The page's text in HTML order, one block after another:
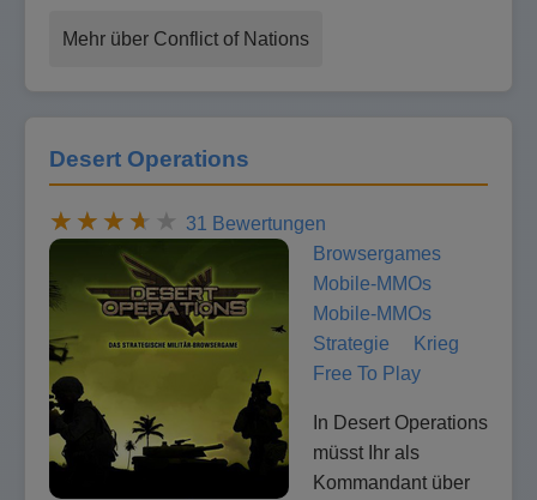
Mehr über Conflict of Nations
Desert Operations
31 Bewertungen
Browsergames
Mobile-MMOs
Mobile-MMOs
Strategie
Krieg
Free To Play
In Desert Operations
müsst Ihr als
Kommandant über